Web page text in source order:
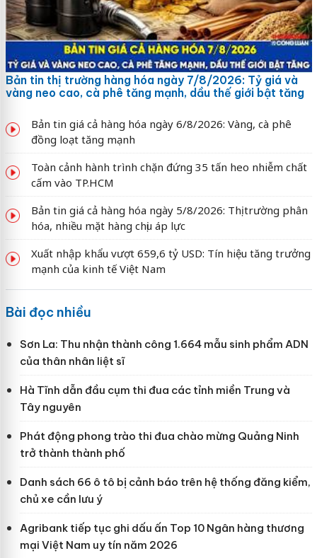
Bản tin thị trường hàng hóa ngày 7/8/2026: Tỷ giá và
vàng neo cao, cà phê tăng mạnh, dầu thế giới bật tăng
Bản tin giá cả hàng hóa ngày 6/8/2026: Vàng, cà phê
đồng loạt tăng mạnh
Toàn cảnh hành trình chặn đứng 35 tấn heo nhiễm chất
cấm vào TP.HCM
Bản tin giá cả hàng hóa ngày 5/8/2026: Thị trường phân
hóa, nhiều mặt hàng chịu áp lực
Xuất nhập khẩu vượt 659,6 tỷ USD: Tín hiệu tăng trưởng
mạnh của kinh tế Việt Nam
Bài đọc nhiều
Sơn La: Thu nhận thành công 1.664 mẫu sinh phẩm ADN
của thân nhân liệt sĩ
Hà Tĩnh dẫn đầu cụm thi đua các tỉnh miền Trung và
Tây nguyên
Phát động phong trào thi đua chào mừng Quảng Ninh
trở thành thành phố
Danh sách 66 ô tô bị cảnh báo trên hệ thống đăng kiểm,
chủ xe cần lưu ý
Agribank tiếp tục ghi dấu ấn Top 10 Ngân hàng thương
mại Việt Nam uy tín năm 2026